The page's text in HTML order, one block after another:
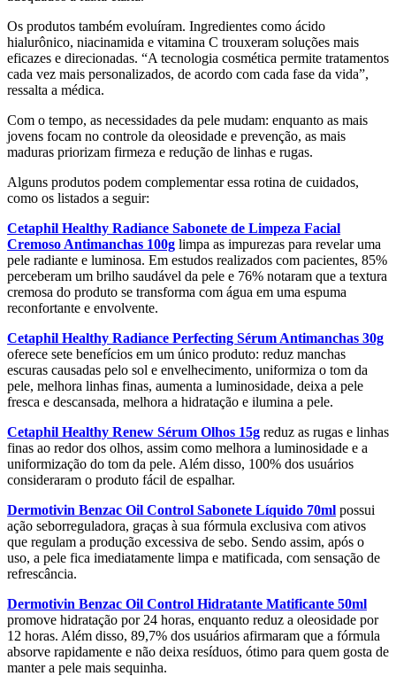
Os produtos também evoluíram. Ingredientes como ácido
hialurônico, niacinamida e vitamina C trouxeram soluções mais
eficazes e direcionadas. “A tecnologia cosmética permite tratamentos
cada vez mais personalizados, de acordo com cada fase da vida”,
ressalta a médica.
Com o tempo, as necessidades da pele mudam: enquanto as mais
jovens focam no controle da oleosidade e prevenção, as mais
maduras priorizam firmeza e redução de linhas e rugas.
Alguns produtos podem complementar essa rotina de cuidados,
como os listados a seguir:
Cetaphil Healthy Radiance Sabonete de Limpeza Facial
Cremoso Antimanchas 100g limpa as impurezas para revelar uma
pele radiante e luminosa. Em estudos realizados com pacientes, 85%
perceberam um brilho saudável da pele e 76% notaram que a textura
cremosa do produto se transforma com água em uma espuma
reconfortante e envolvente.
Cetaphil Healthy Radiance Perfecting Sérum Antimanchas 30g
oferece sete benefícios em um único produto: reduz manchas
escuras causadas pelo sol e envelhecimento, uniformiza o tom da
pele, melhora linhas finas, aumenta a luminosidade, deixa a pele
fresca e descansada, melhora a hidratação e ilumina a pele.
Cetaphil Healthy Renew Sérum Olhos 15g reduz as rugas e linhas
finas ao redor dos olhos, assim como melhora a luminosidade e a
uniformização do tom da pele. Além disso, 100% dos usuários
consideraram o produto fácil de espalhar.
Dermotivin Benzac Oil Control Sabonete Líquido 70ml possui
ação seborreguladora, graças à sua fórmula exclusiva com ativos
que regulam a produção excessiva de sebo. Sendo assim, após o
uso, a pele fica imediatamente limpa e matificada, com sensação de
refrescância.
Dermotivin Benzac Oil Control Hidratante Matificante 50ml
promove hidratação por 24 horas, enquanto reduz a oleosidade por
12 horas. Além disso, 89,7% dos usuários afirmaram que a fórmula
absorve rapidamente e não deixa resíduos, ótimo para quem gosta de
manter a pele mais sequinha.